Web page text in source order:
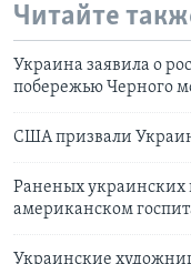
Читайте
Украина заявила о
побережью Черного
США призвали
Раненых украинских
американском
Украинские